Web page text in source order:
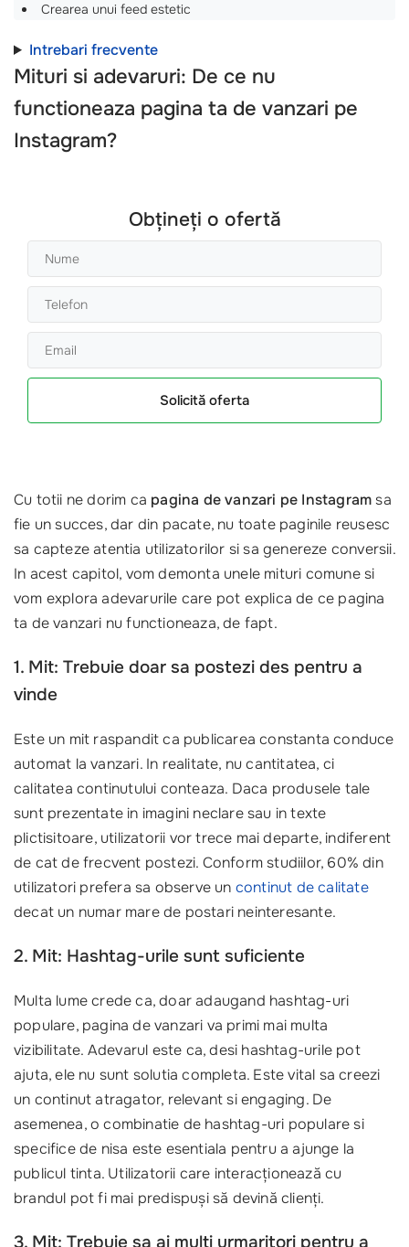
Crearea unui feed estetic
Intrebari frecvente
Mituri si adevaruri: De ce nu
functioneaza pagina ta de vanzari pe
Instagram?
Obțineți o ofertă
Solicită oferta
Cu totii ne dorim ca pagina de vanzari pe Instagramsa
fie un succes, dar din pacate, nu toate paginile reusesc
sa capteze atentia utilizatorilor si sa genereze conversii.
In acest capitol, vom demonta unele mituri comune si
vom explora adevarurile care pot explica de ce pagina
ta de vanzari nu functioneaza, de fapt.
1. Mit: Trebuie doar sa postezi des pentru a
vinde
Este un mit raspandit ca publicarea constanta conduce
automat la vanzari. In realitate, nu cantitatea, ci
calitatea continutului conteaza. Daca produsele tale
sunt prezentate in imagini neclare sau in texte
plictisitoare, utilizatorii vor trece mai departe, indiferent
de cat de frecvent postezi. Conform studiilor, 60% din
utilizatori prefera sa observe un continut de calitate
decat un numar mare de postari neinteresante.
2. Mit: Hashtag-urile sunt suficiente
Multa lume crede ca, doar adaugand hashtag-uri
populare, pagina de vanzari va primi mai multa
vizibilitate. Adevarul este ca, desi hashtag-urile pot
ajuta, ele nu sunt solutia completa. Este vital sa creezi
un continut atragator, relevant si engaging. De
asemenea, o combinatie de hashtag-uri populare si
specifice de nisa este esentiala pentru a ajunge la
publicul tinta. Utilizatorii care interacționează cu
brandul pot fi mai predispuși să devină clienți.
3. Mit: Trebuie sa ai multi urmaritori pentru a